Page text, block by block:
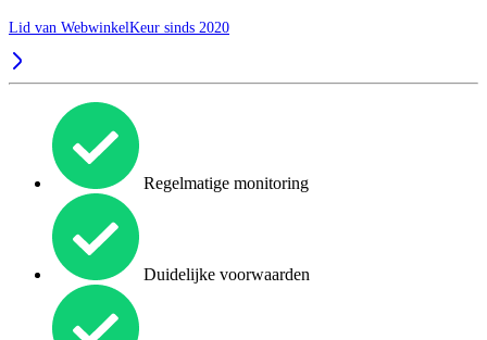
Lid van WebwinkelKeur sinds 2020
Regelmatige monitoring
Duidelijke voorwaarden